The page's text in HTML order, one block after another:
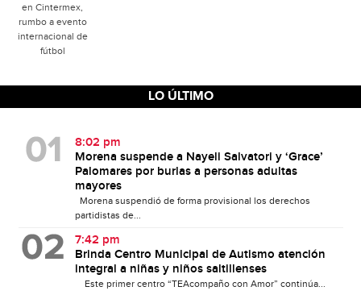
en Cintermex,
rumbo a evento
internacional de
fútbol
LO ÚLTIMO
8:02 pm
Morena suspende a Nayeli Salvatori y ‘Grace’
Palomares por burlas a personas adultas
mayores
Morena suspendió de forma provisional los derechos
partidistas de...
7:42 pm
Brinda Centro Municipal de Autismo atención
integral a niñas y niños saltillenses
Este primer centro “TEAcompaño con Amor” continúa...